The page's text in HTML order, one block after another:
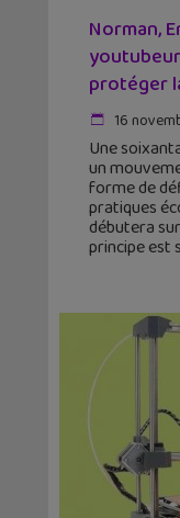
Norman,
protéger
16
Une
un
forme de
pratiques
débutera
principe est